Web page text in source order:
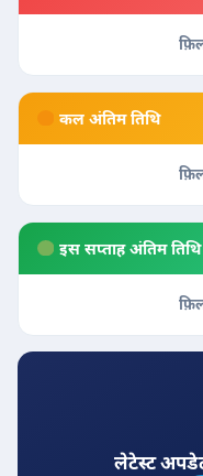
कल अंतिम तिथि
इस सप्ताह अंतिम तिथि
लेटेस्ट